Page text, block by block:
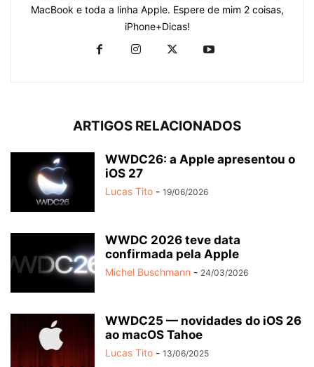
MacBook e toda a linha Apple. Espere de mim 2 coisas,
iPhone+Dicas!
ARTIGOS RELACIONADOS
WWDC26: a Apple apresentou o
iOS 27
Lucas Tito - 19/06/2026
WWDC 2026 teve data
confirmada pela Apple
Michel Buschmann - 24/03/2026
WWDC25 — novidades do iOS 26
ao macOS Tahoe
Lucas Tito - 13/06/2025